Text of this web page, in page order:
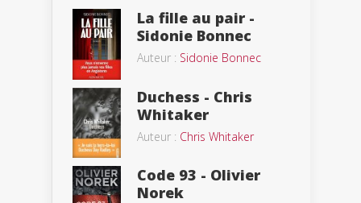
La fille au pair -
Sidonie Bonnec
Auteur : Sidonie Bonnec
Duchess - Chris
Whitaker
Auteur : Chris Whitaker
Code 93 - Olivier
Norek